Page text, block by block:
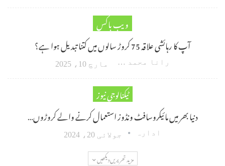
ویب باکس
آپ کا رہائشی علاقہ 75 کروڑ سالوں میں کتنا تبدیل ہوا ہے؟
رانا محمد امین اکبر مارچ 10، 2025
ٹیکنالوجی نیوز
دنیا بھر میں مائیکروسافٹ ونڈوز استعمال کرنے والے کروڑوں…
ادارہ جولائی 20، 2024
مزید تحریریں دیکھیں